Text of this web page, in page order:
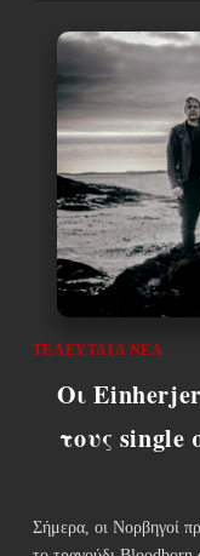
ΤΕΛΕΥΤΑΊΑ ΝΈΑ
Οι
τους single
Σήμερα, οι Νορβηγοί